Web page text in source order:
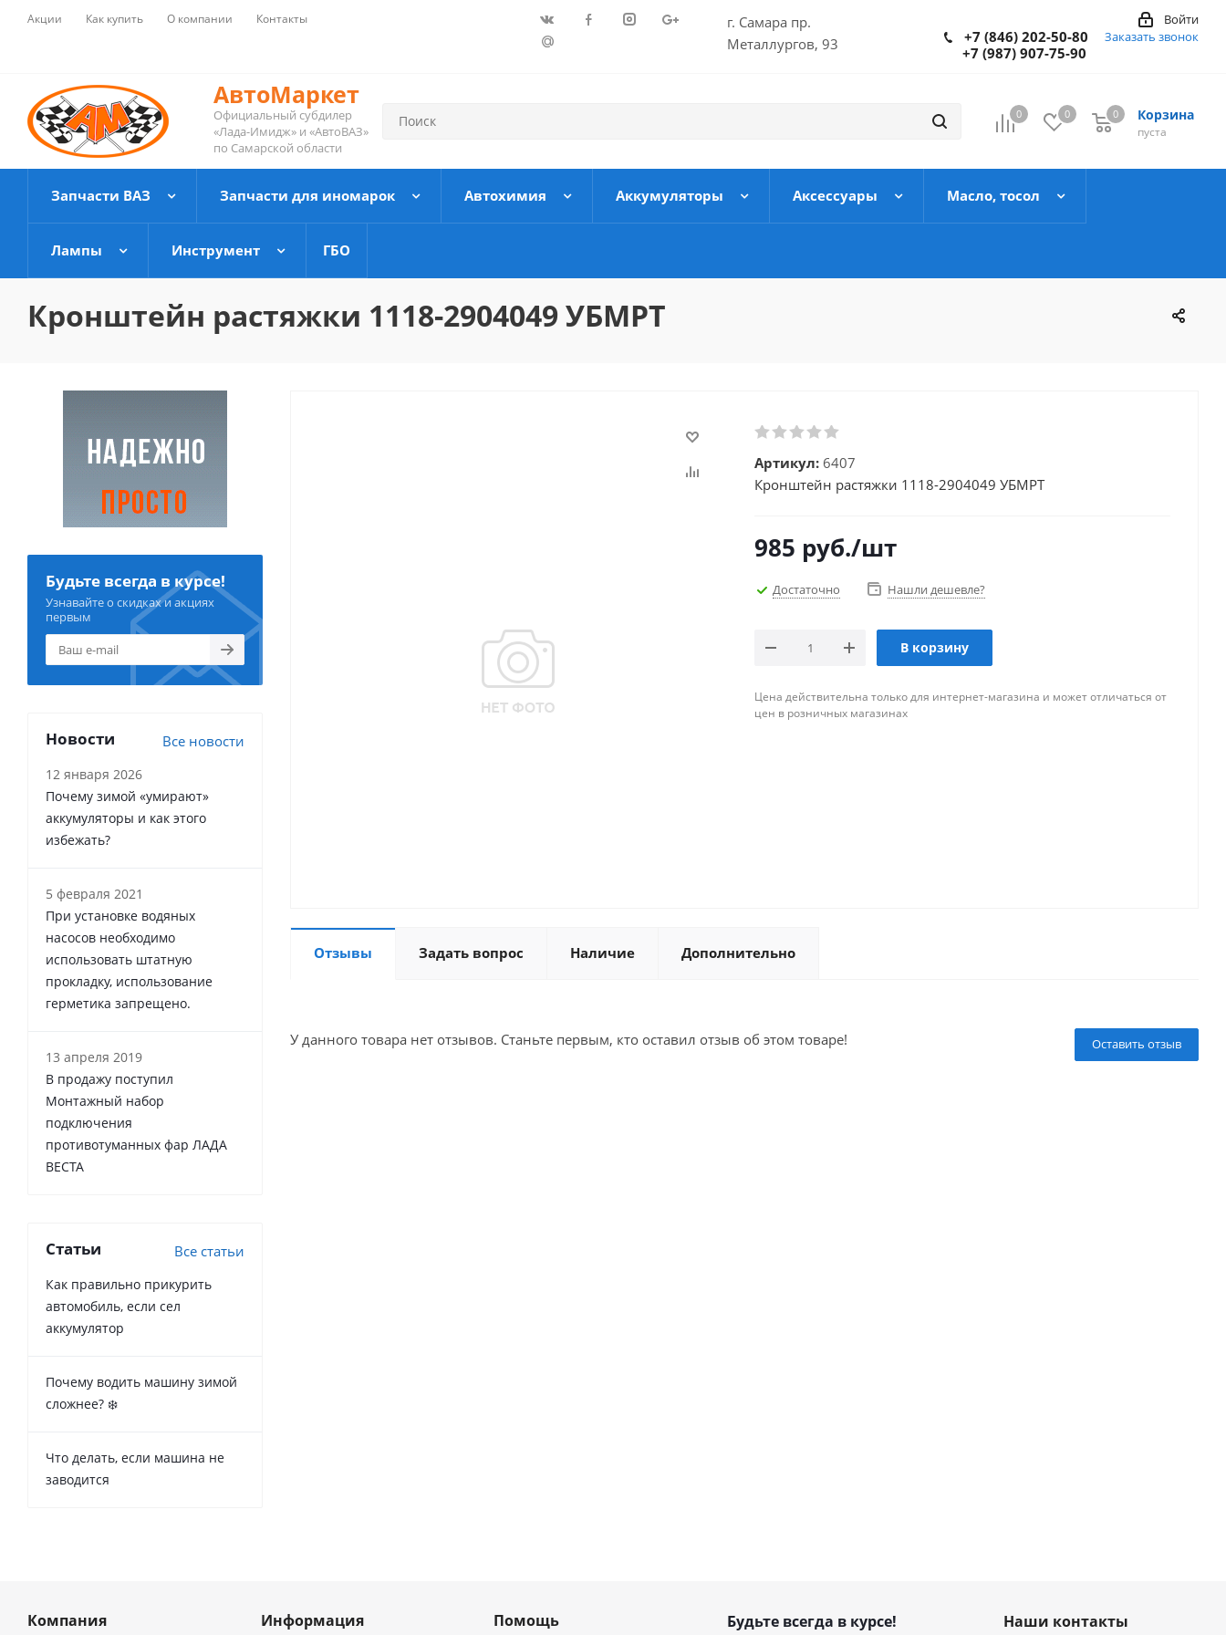
Акции Как купить О компании Контакты
г. Самара пр.
Металлургов, 93
Войти
+7 (846) 202-50-80
+7 (987) 907-75-90
Заказать звонок
АвтоМаркет
Официальный субдилер
«Лада-Имидж» и «АвтоВАЗ»
по Самарской области
0 0 Корзина
пуста
0
Запчасти ВАЗ Запчасти для иномарок Автохимия Аккумуляторы Аксессуары Масло, тосол
Лампы Инструмент ГБО
Кронштейн растяжки 1118-2904049 УБМРТ
Артикул: 6407
Кронштейн растяжки 1118-2904049 УБМРТ
985 руб./шт
Достаточно Нашли дешевле?
В корзину
Цена действительна только для интернет-магазина и может отличаться от
цен в розничных магазинах
Отзывы Задать вопрос Наличие Дополнительно
Оставить отзыв
У данного товара нет отзывов. Станьте первым, кто оставил отзыв об этом товаре!
Будьте всегда в курсе!
Узнавайте о скидках и акциях
первым
Новости Все новости
12 января 2026
Почему зимой «умирают»
аккумуляторы и как этого
избежать?
5 февраля 2021
При установке водяных
насосов необходимо
использовать штатную
прокладку, использование
герметика запрещено.
13 апреля 2019
В продажу поступил
Монтажный набор
подключения
противотуманных фар ЛАДА
ВЕСТА
Статьи Все статьи
Как правильно прикурить
автомобиль, если сел
аккумулятор
Почему водить машину зимой
сложнее? ❄️
Что делать, если машина не
заводится
Компания Информация Помощь Будьте всегда в курсе! Наши контакты